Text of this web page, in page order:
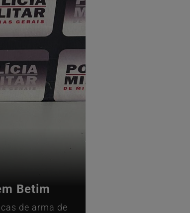
Betim
de arma de